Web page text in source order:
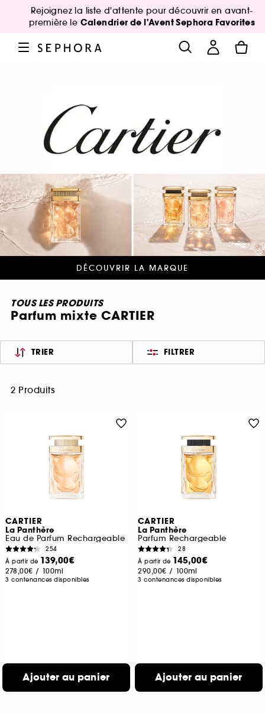
Rejoignez la liste d'attente pour découvrir en avant-
première le Calendrier de l'Avent Sephora Favorites
DÉCOUVRIR LA MARQUE
TOUS LES PRODUITS
Parfum mixte CARTIER
TRIER FILTRER
2 Produits
CARTIER
La Panthère
Eau de Parfum Rechargeable
254
À partir de 139,00€
278,00€ / 100ml
3 contenances disponibles
Ajouter au panier
CARTIER
La Panthère
Parfum Rechargeable
28
À partir de 145,00€
290,00€ / 100ml
3 contenances disponibles
Ajouter au panier